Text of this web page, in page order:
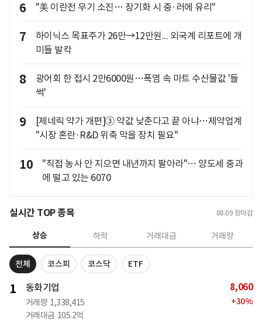
6 "美 이란전 무기 소진… 장기화 시 중·러에 유리"
7
하이닉스 목표주가 26만→12만원... 외국계 리포트에 개
미들 발칵
8
광어회 한 접시 2만6000원…폭염 속 마트 수산물값 '들
썩'
9
[제네릭 약가 개편]③ 약값 낮춘다고 끝 아냐…제약업계
"시장 혼란·R&D 위축 막을 장치 필요"
10
"직접 농사 안 지으면 내년까지 팔아라"… 양도세 중과
에 떨고 있는 6070
실시간 TOP 종목 08.09 장마감
상승 하락 거래대금 거래량
전체 코스피 코스닥 ETF
1 동화기업
거래량 1,338,415
거래대금 105.2억
8,060
+30%